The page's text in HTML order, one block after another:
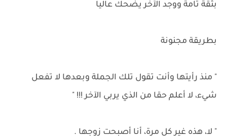
بثقة تامة ووجد الآخر يضحك عاليا
بطريقة مجنونة
" منذ رأيتها وأنت تقول تلك الجملة وبعدها لا تفعل
شيء، لا أعلم حقا من الذي يربي الآخر !!! "
" لا، هذه غير كل مرة، أنا أصبحت زوجها .